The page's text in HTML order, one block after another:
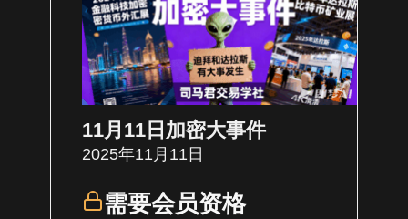
11月11日加密大事件
2025年11月11日
需要会员资格